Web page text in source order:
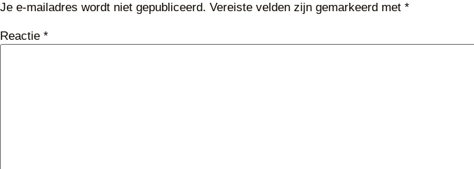
Je e-mailadres wordt niet gepubliceerd. Vereiste velden zijn gemarkeerd met *
Reactie *